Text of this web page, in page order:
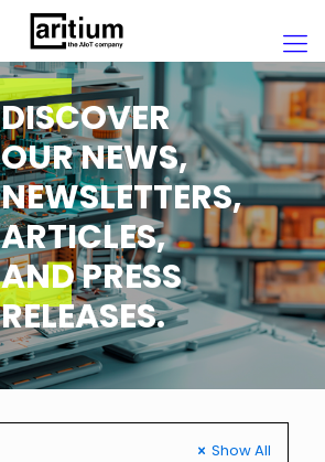
DISCOVER
OUR NEWS,
NEWSLETTERS,
ARTICLES,
AND PRESS
RELEASES.
Show All